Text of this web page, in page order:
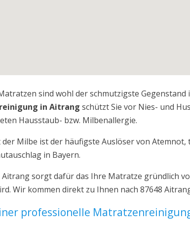
sind wohl der schmutzigste Gegenstand
in Aitrang schützt Sie vor Nies- und
Hausstaub- bzw. Milbenallergie.
der Milbe ist der häufigste Auslöser von Atemnot,
in Bayern.
sorgt dafür das Ihre Matratze gründlich
Wir kommen direkt zu Ihnen nach 87648
professionelle